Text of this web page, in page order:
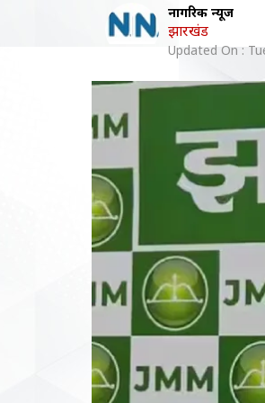
नागरिक न्यूज
झारखंड
Updated On :